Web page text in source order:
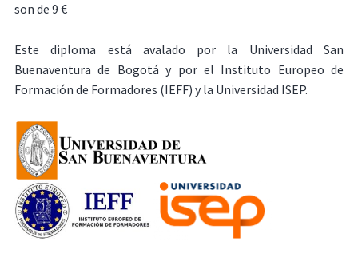
son de 9 €
Este diploma está avalado por la Universidad San
Buenaventura de Bogotá y por el Instituto Europeo de
Formación de Formadores (IEFF) y la Universidad ISEP.